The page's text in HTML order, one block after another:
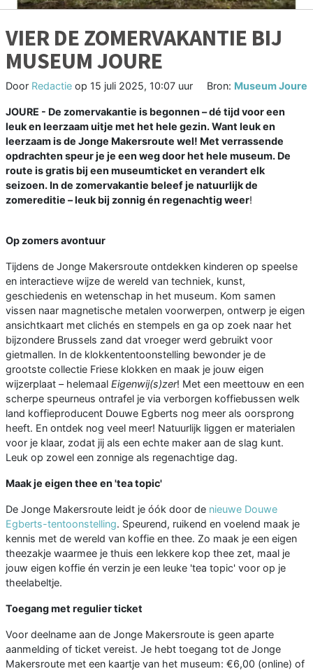
VIER DE ZOMERVAKANTIE BIJ
MUSEUM JOURE
Door Redactie op 15 juli 2025, 10:07 uur Bron: Museum Joure
JOURE - De zomervakantie is begonnen – dé tijd voor een
leuk en leerzaam uitje met het hele gezin. Want leuk en
leerzaam is de Jonge Makersroute wel! Met verrassende
opdrachten speur je je een weg door het hele museum. De
route is gratis bij een museumticket en verandert elk
seizoen. In de zomervakantie beleef je natuurlijk de
zomereditie – leuk bij zonnig én regenachtig weer!
Op zomers avontuur
Tijdens de Jonge Makersroute ontdekken kinderen op speelse
en interactieve wijze de wereld van techniek, kunst,
geschiedenis en wetenschap in het museum. Kom samen
vissen naar magnetische metalen voorwerpen, ontwerp je eigen
ansichtkaart met clichés en stempels en ga op zoek naar het
bijzondere Brussels zand dat vroeger werd gebruikt voor
gietmallen. In de klokkententoonstelling bewonder je de
grootste collectie Friese klokken en maak je jouw eigen
wijzerplaat – helemaal Eigenwij(s)zer! Met een meettouw en een
scherpe speurneus ontrafel je via verborgen koffiebussen welk
land koffieproducent Douwe Egberts nog meer als oorsprong
heeft. En ontdek nog veel meer! Natuurlijk liggen er materialen
voor je klaar, zodat jij als een echte maker aan de slag kunt.
Leuk op zowel een zonnige als regenachtige dag.
Maak je eigen thee en 'tea topic'
De Jonge Makersroute leidt je óók door de nieuwe Douwe
Egberts-tentoonstelling. Speurend, ruikend en voelend maak je
kennis met de wereld van koffie en thee. Zo maak je een eigen
theezakje waarmee je thuis een lekkere kop thee zet, maal je
jouw eigen koffie én verzin je een leuke 'tea topic' voor op je
theelabeltje.
Toegang met regulier ticket
Voor deelname aan de Jonge Makersroute is geen aparte
aanmelding of ticket vereist. Je hebt toegang tot de Jonge
Makersroute met een kaartje van het museum: €6,00 (online) of